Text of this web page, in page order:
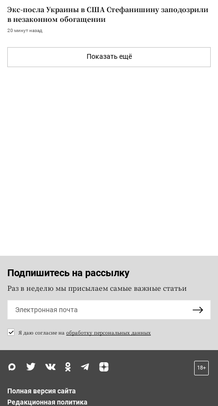
Экс-посла Украины в США Стефанишину заподозрили
в незаконном обогащении
20 минут назад
Показать ещё
Подпишитесь на рассылку
Раз в неделю мы присылаем самые важные статьи
Я даю согласие на обработку персональных данных
18+
Полная версия сайта
Редакционная политика